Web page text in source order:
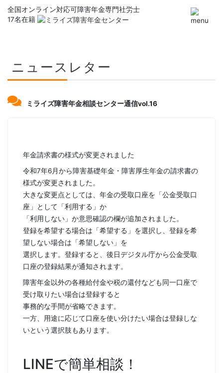
全国オンライン対応可障害年金専門社労士
17名在籍
ニュースレター
ミライズ障害年金相談センター通信vol.16
年金請求書の様式が変更されました
令和7年6月から障害基礎年金・障害厚生年金の請求書の
様式が変更されました。
大きな変更点としては、年金の受取口座を「公金受取口
座」として「利用する」か
「利用しない」か意思確認の欄が追加されました。
登録を希望する場合は「希望する」を選択し、登録を希
望しない場合は「希望しない」を
選択します。登録すると、後日デジタル庁から公金受取
口座の登録結果が通知されます。
障害年金以外の各種給付金や税の還付なども同一口座で
受け取りたい場合は登録すると
事務的な手間が省略できます。
一方、用途に応じて口座を使い分けたい場合は登録しな
いという選択肢もあります。
LINEで簡単相談！